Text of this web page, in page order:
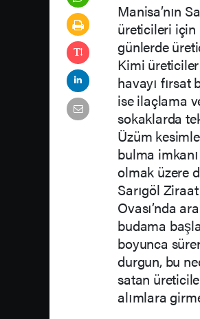
Manisa’nın
üreticileri için
günlerde
Kimi
havayı
ise ilaçlama
sokaklarda
Üzüm
bulma
olmak üzere
Sarıgöl
Ovası’nda
budama
boyunca
durgun, bu
satan
alımlara